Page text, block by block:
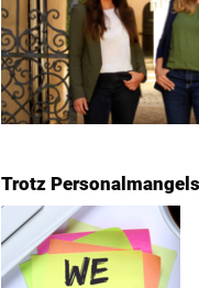
Trotz